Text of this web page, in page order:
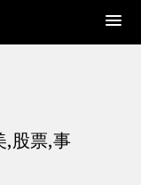
,股票,事